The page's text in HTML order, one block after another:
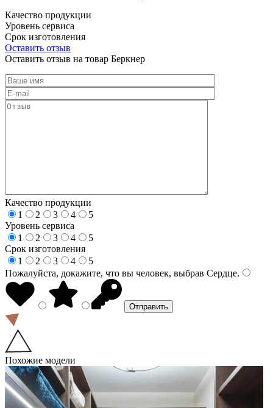
Качество продукции
Уровень сервиса
Срок изготовления
Оставить отзыв
Оставить отзыв на товар Беркнер
Качество продукции
1
2 3 4
5
Уровень сервиса
1
2 3 4
5
Срок изготовления
1
2 3 4
5
Пожалуйста, докажите, что вы человек, выбрав Сердце.
Похожие модели